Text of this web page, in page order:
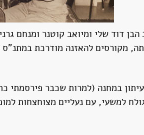
הבן דוד שלי ומיואב קוטנר ומנחם
מקורסים להאזנה מודרכת
במחנה (למרות שכבר פירסמתי
למשעי, עם נעליים מצוחצחות